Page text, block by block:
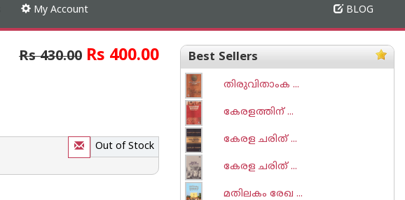
My Account BLOG
Rs 430.00 Rs 400.00
Out of Stock
Best Sellers
തിരുവിതാംക ...
കേരളത്തിന് ...
കേരള ചരിത് ...
കേരള ചരിത് ...
മതിലകം രേഖ ...